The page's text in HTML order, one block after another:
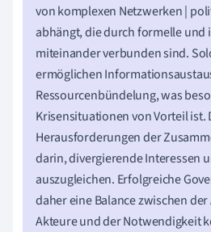
von komplexen Netzwerken |
abhängt, die durch formelle und
miteinander verbunden sind.
ermöglichen
Ressourcenbündelung, was
Krisensituationen von Vorteil ist.
Herausforderungen der
darin, divergierende Interessen
auszugleichen. Erfolgreiche
daher eine Balance zwischen
Akteure und der Notwendigkeit